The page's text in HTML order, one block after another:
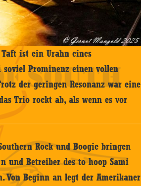
ist ein Urahn eines
soviel Prominenz einen vollen
der geringen Resonanz war eine
Trio rockt ab, als wenn es vor
Rock und Boogie bringen
und Betreiber des to hoop Sami
Von Beginn an legt der Amerikaner